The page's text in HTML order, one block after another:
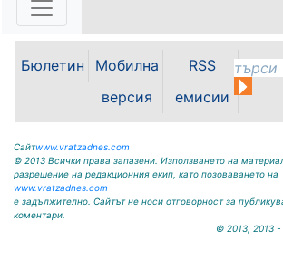
ВРАЦА 3060 гр. Криводол, ул.
„Освобождение” № 13, тел.
09117/20-45, e-mail:
krivodol@mbox.is-bg.net ОБЯВА
На основание чл. 8, ал. 4,
чл. 14, ал. 7 от ЗОС; чл. 92, ал. 1...
Бюлетин
Мобилна
версия
RSS
емисии
Сайтwww.vratzadnes.com
© 2013 Всички права запазени. Използването на
разрешение на редакционния екип, като позоваването на
www.vratzadnes.com
е задължително. Сайтът не носи отговорност за
коментари.
© 2013, 2013